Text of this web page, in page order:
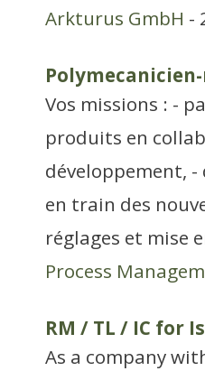
Arkturus GmbH -
Vos missions : -
produits en
développement, -
en train des
réglages et mise
Process
RM / TL / IC for
As a company